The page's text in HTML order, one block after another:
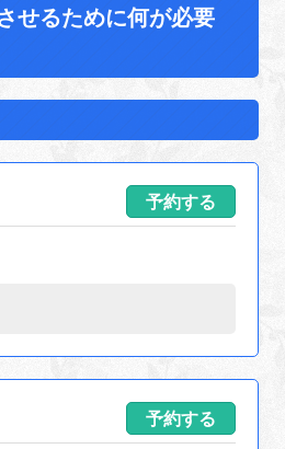
せるために何が必要
予約する
予約する